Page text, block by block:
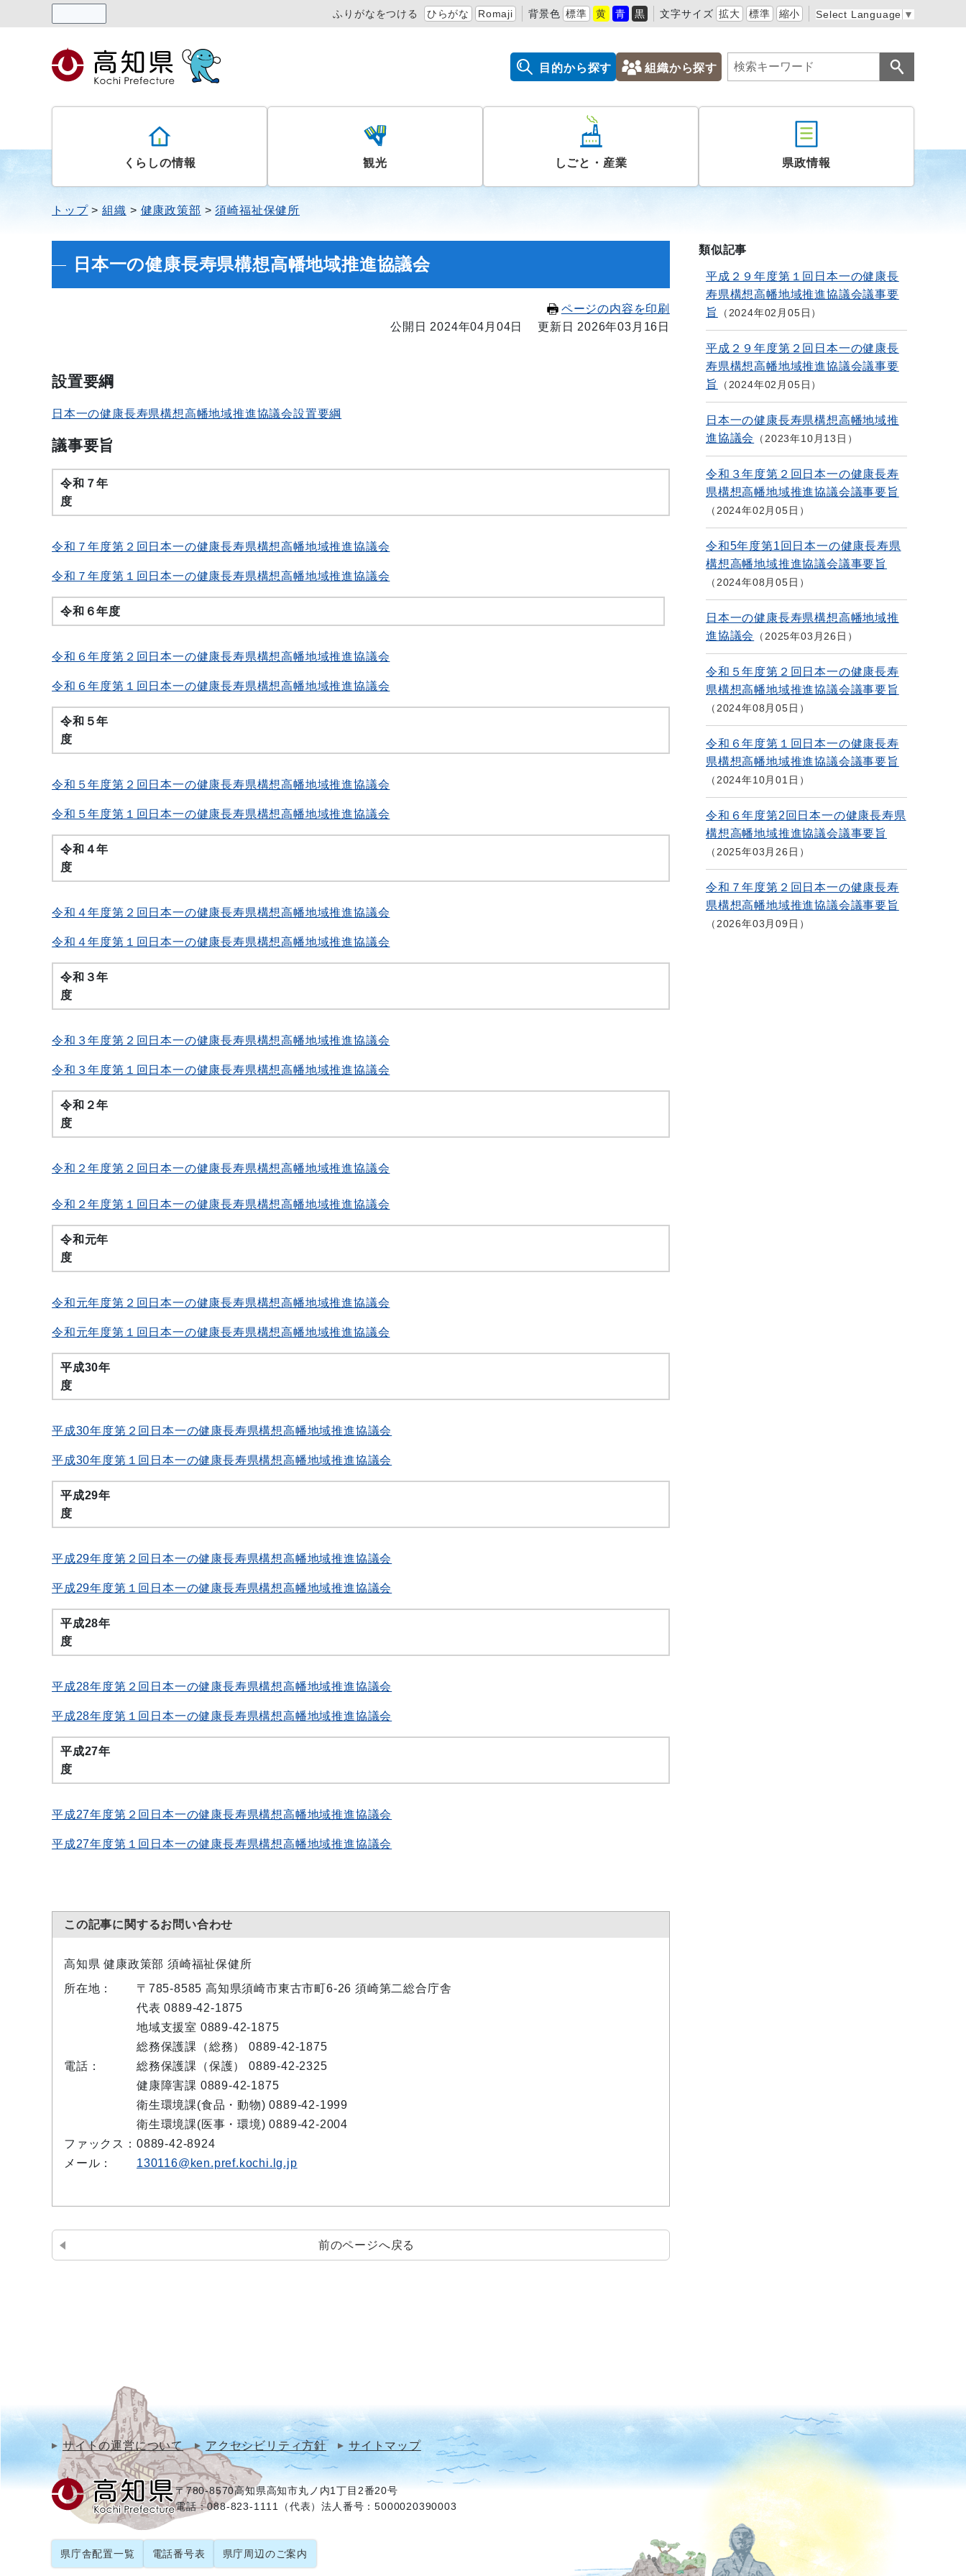
ふりがなをつける ひらがな Romaji 背景色 標準 黄 青 黒 文字サイズ 拡大 標準 縮小 Select Language ▼
目的から探す 組織から探す
くらしの情報 観光 しごと・産業 県政情報
トップ 組織 健康政策部 須崎福祉保健所
日本一の健康長寿県構想高幡地域推進協議会
ページの内容を印刷
公開日 2024年04月04日
更新日 2026年03月16日
設置要綱
日本一の健康長寿県構想高幡地域推進協議会設置要綱
議事要旨
令和７年
度
令和７年度第２回日本一の健康長寿県構想高幡地域推進協議会
令和７年度第１回日本一の健康長寿県構想高幡地域推進協議会
令和６年度
令和６年度第２回日本一の健康長寿県構想高幡地域推進協議会
令和６年度第１回日本一の健康長寿県構想高幡地域推進協議会
令和５年
度
令和５年度第２回日本一の健康長寿県構想高幡地域推進協議会
令和５年度第１回日本一の健康長寿県構想高幡地域推進協議会
令和４年
度
令和４年度第２回日本一の健康長寿県構想高幡地域推進協議会
令和４年度第１回日本一の健康長寿県構想高幡地域推進協議会
令和３年
度
令和３年度第２回日本一の健康長寿県構想高幡地域推進協議会
令和３年度第１回日本一の健康長寿県構想高幡地域推進協議会
令和２年
度
令和２年度第２回日本一の健康長寿県構想高幡地域推進協議会
令和２年度第１回日本一の健康長寿県構想高幡地域推進協議会
令和元年
度
令和元年度第２回日本一の健康長寿県構想高幡地域推進協議会
令和元年度第１回日本一の健康長寿県構想高幡地域推進協議会
平成30年
度
平成30年度第２回日本一の健康長寿県構想高幡地域推進協議会
平成30年度第１回日本一の健康長寿県構想高幡地域推進協議会
平成29年
度
平成29年度第２回日本一の健康長寿県構想高幡地域推進協議会
平成29年度第１回日本一の健康長寿県構想高幡地域推進協議会
平成28年
度
平成28年度第２回日本一の健康長寿県構想高幡地域推進協議会
平成28年度第１回日本一の健康長寿県構想高幡地域推進協議会
平成27年
度
平成27年度第２回日本一の健康長寿県構想高幡地域推進協議会
平成27年度第１回日本一の健康長寿県構想高幡地域推進協議会
この記事に関するお問い合わせ
高知県 健康政策部 須崎福祉保健所
所在地：
〒785-8585 高知県須崎市東古市町6-26 須崎第二総合庁舎
電話：
代表 0889-42-1875
地域支援室 0889-42-1875
総務保護課（総務） 0889-42-1875
総務保護課（保護） 0889-42-2325
健康障害課 0889-42-1875
衛生環境課(食品・動物) 0889-42-1999
衛生環境課(医事・環境) 0889-42-2004
ファックス： 0889-42-8924
メール：
130116@ken.pref.kochi.lg.jp
前のページへ戻る
類似記事
平成２９年度第１回日本一の健康長
寿県構想高幡地域推進協議会議事要
旨
2024年02月05日
平成２９年度第２回日本一の健康長
寿県構想高幡地域推進協議会議事要
旨
2024年02月05日
日本一の健康長寿県構想高幡地域推
進協議会
2023年10月13日
令和３年度第２回日本一の健康長寿
県構想高幡地域推進協議会議事要旨
2024年02月05日
令和5年度第1回日本一の健康長寿県
構想高幡地域推進協議会議事要旨
2024年08月05日
日本一の健康長寿県構想高幡地域推
進協議会
2025年03月26日
令和５年度第２回日本一の健康長寿
県構想高幡地域推進協議会議事要旨
2024年08月05日
令和６年度第１回日本一の健康長寿
県構想高幡地域推進協議会議事要旨
2024年10月01日
令和６年度第2回日本一の健康長寿県
構想高幡地域推進協議会議事要旨
2025年03月26日
令和７年度第２回日本一の健康長寿
県構想高幡地域推進協議会議事要旨
2026年03月09日
サイトの運営について アクセシビリティ方針 サイトマップ
〒780-8570高知県高知市丸ノ内1丁目2番20号
電話：088-823-1111（代表）法人番号：5000020390003
県庁舎配置一覧 電話番号表 県庁周辺のご案内